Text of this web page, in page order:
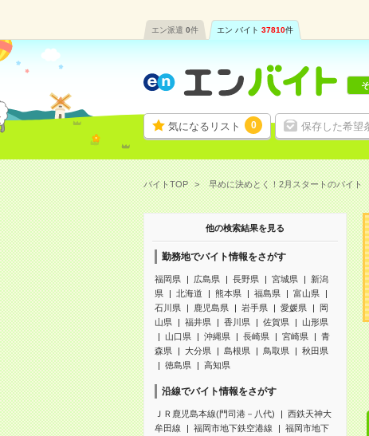
エン派遣 0件 エン バイト 37810件
気になるリスト 0 保存した希望
バイトTOP 早めに決めとく！2月スタートのバイト
他の検索結果を見る
勤務地でバイト情報をさがす
福岡県 広島県 長野県 宮城県
新潟
県
北海道 熊本県 福島県
富山県
石川県
鹿児島県 岩手県 愛媛県
岡
山県
福井県 香川県 佐賀県
山形県
山口県
沖縄県 長崎県 宮崎県
青
森県
大分県 島根県 鳥取県
秋田県
徳島県
高知県
沿線でバイト情報をさがす
ＪＲ鹿児島本線(門司港－八代)
西鉄天神大
牟田線
福岡市地下鉄空港線
福岡市地下